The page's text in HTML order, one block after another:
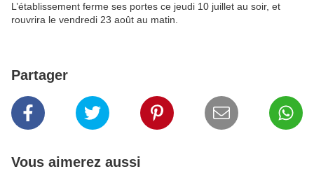
L’établissement ferme ses portes ce jeudi 10 juillet au soir, et
rouvrira le vendredi 23 août au matin.
Partager
Vous aimerez aussi